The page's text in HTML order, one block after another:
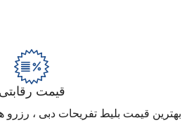
قیمت رقابتی
بهترین قیمت بلیط تفریحات دبی ، رزرو